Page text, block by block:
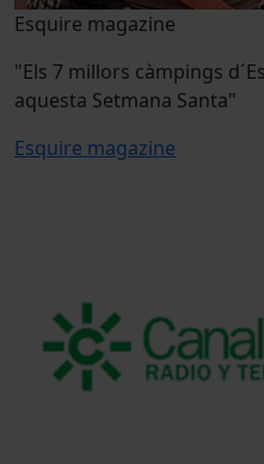
Esquire magazine
"Els 7 millors càmpings
aquesta Setmana Santa"
Esquire magazine